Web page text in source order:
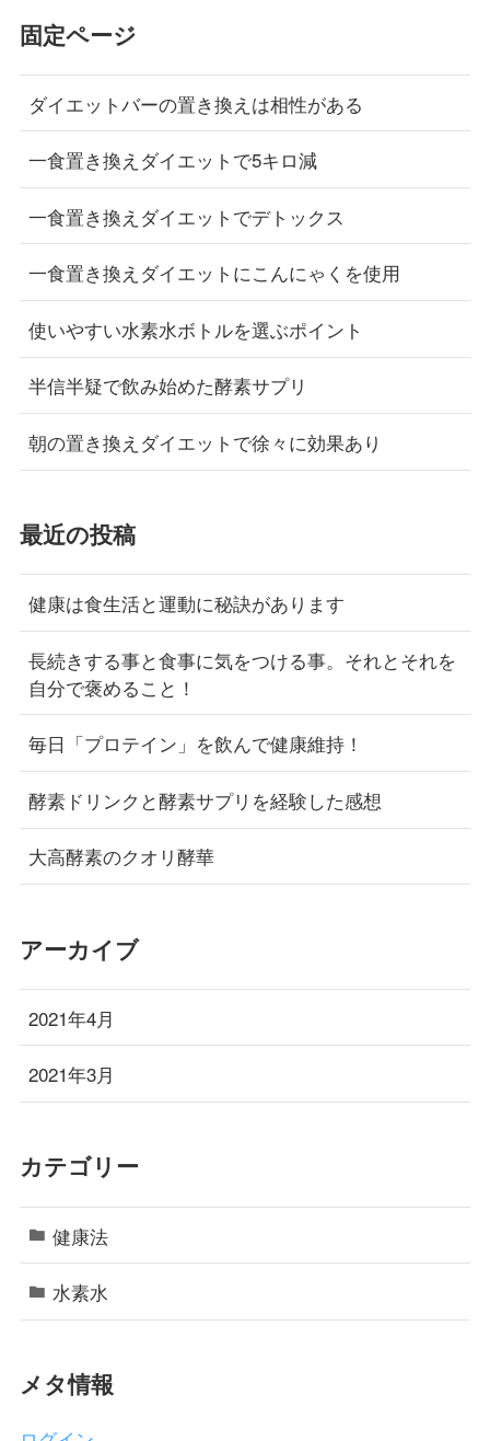
固定ページ
ダイエットバーの置き換えは相性がある
一食置き換えダイエットで5キロ減
一食置き換えダイエットでデトックス
一食置き換えダイエットにこんにゃくを使用
使いやすい水素水ボトルを選ぶポイント
半信半疑で飲み始めた酵素サプリ
朝の置き換えダイエットで徐々に効果あり
最近の投稿
健康は食生活と運動に秘訣があります
長続きする事と食事に気をつける事。それとそれを
自分で褒めること！
毎日「プロテイン」を飲んで健康維持！
酵素ドリンクと酵素サプリを経験した感想
大高酵素のクオリ酵華
アーカイブ
2021年4月
2021年3月
カテゴリー
健康法
水素水
メタ情報